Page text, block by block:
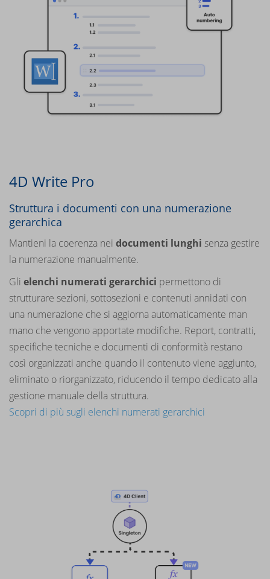
4D Write Pro
Struttura i documenti con una numerazione
gerarchica
Mantieni la coerenza nei documenti lunghi senza gestire
la numerazione manualmente.
Gli elenchi numerati gerarchici permettono di
strutturare sezioni, sottosezioni e contenuti annidati con
una numerazione che si aggiorna automaticamente man
mano che vengono apportate modifiche. Report, contratti,
specifiche tecniche e documenti di conformità restano
così organizzati anche quando il contenuto viene aggiunto,
eliminato o riorganizzato, riducendo il tempo dedicato alla
gestione manuale della struttura.
Scopri di più sugli elenchi numerati gerarchici